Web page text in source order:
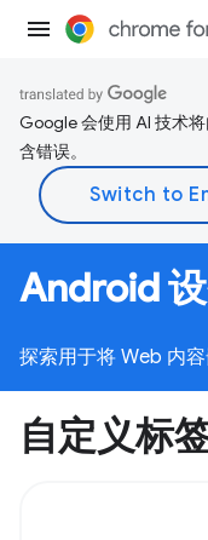
Google 会使用 AI 技术
含错误。
Android
探索用于将 Web 内
自定义标